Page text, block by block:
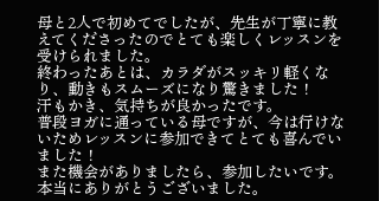
母と2人で初めてでしたが、先生が丁寧に教
えてくださったのでとても楽しくレッスンを
受けられました。
終わったあとは、カラダがスッキリ軽くな
り、動きもスムーズになり驚きました！
汗もかき、気持ちが良かったです。
普段ヨガに通っている母ですが、今は行けな
いためレッスンに参加できてとても喜んでい
ました！
また機会がありましたら、参加したいです。
本当にありがとうございました。